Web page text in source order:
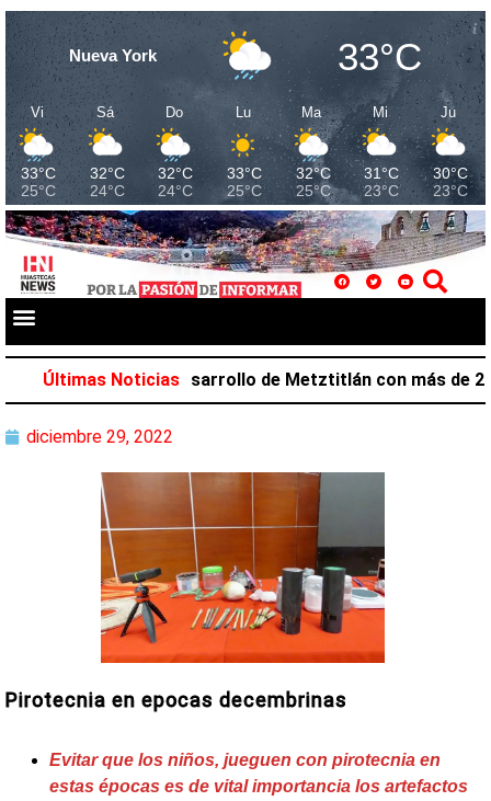
Nueva York 33°C
Vi
33°C
25°C
Sá
32°C
24°C
Do
32°C
24°C
Lu
33°C
25°C
Ma
32°C
25°C
Mi
31°C
23°C
Ju
30°C
23°C
Últimas Noticias
favorece desarrollo de Metztitlán con más de
diciembre 29, 2022
Pirotecnia en epocas decembrinas
Evitar que los niños, jueguen con pirotecnia en
estas épocas es de vital importancia los artefactos